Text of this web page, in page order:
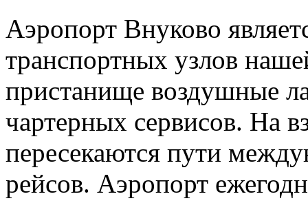
Аэропорт Внуково
транспортных узлов
пристанище воздушные
чартерных сервисов. На
пересекаются пути
рейсов. Аэропорт